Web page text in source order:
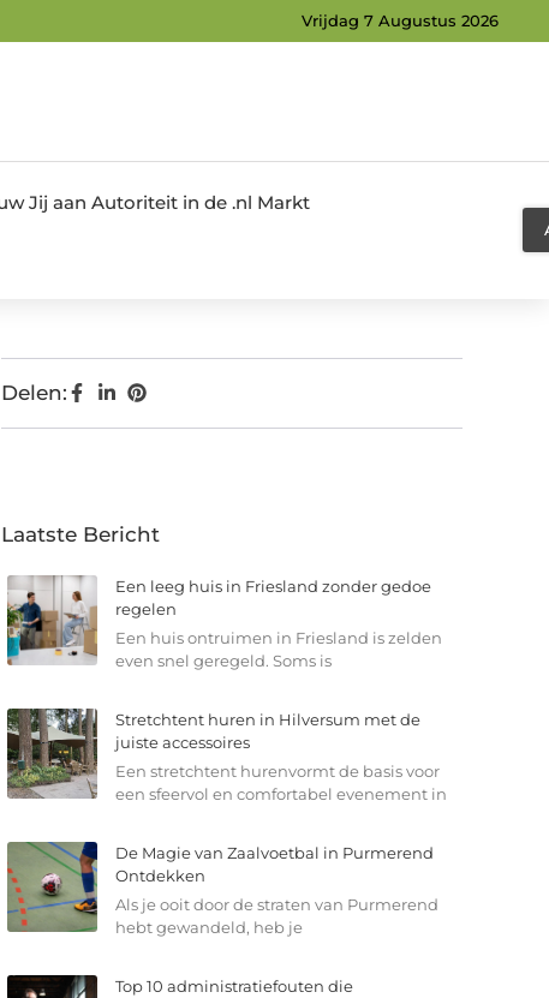
Vrijdag 7 Augustus 2026
Jij aan Autoriteit in de .nl Markt
Delen:
Laatste Bericht
Een leeg huis in Friesland zonder gedoe
regelen
Een huis ontruimen in Friesland is zelden
even snel geregeld. Soms is
Stretchtent huren in Hilversum met de
juiste accessoires
Een stretchtent hurenvormt de basis voor
een sfeervol en comfortabel evenement in
De Magie van Zaalvoetbal in Purmerend
Ontdekken
Als je ooit door de straten van Purmerend
hebt gewandeld, heb je
Top 10 administratiefouten die